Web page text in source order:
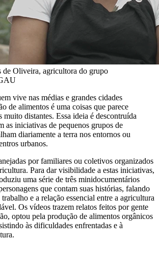
Oliveira, agricultora do grupo
vive nas médias e grandes cidades
de alimentos é uma coisas que parece
muito distantes. Essa ideia é descontruída
as iniciativas de pequenos grupos de
diariamente a terra nos entornos ou
urbanos.
por familiares ou coletivos organizados
Para dar visibilidade a estas iniciativas,
uma série de três minidocumentários
que contam suas histórias, falando
e a relação essencial entre a agricultura
Os vídeos trazem relatos feitos por gente
optou pela produção de alimentos orgânicos
às dificuldades enfrentadas e à